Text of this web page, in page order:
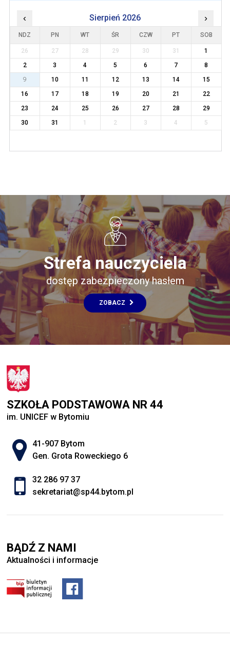
‹ Sierpień 2026 ›
NDZ PN WT ŚR CZW PT SOB
26 27 28 29 30 31
1
2
3 4 5 6 7
8
9
10 11 12 13 14
15
16
17 18 19 20 21
22
23
24 25 26 27 28
29
30
31 1 2 3 4 5
Strefa nauczyciela
dostęp zabezpieczony hasłem
ZOBACZ
SZKOŁA PODSTAWOWA NR 44
im. UNICEF w Bytomiu
Adres pocztowy:
41-907 Bytom
Gen. Grota Roweckiego 6
32 286 97 37
sekretariat@sp44.bytom.pl
BĄDŹ Z NAMI
Aktualności i informacje